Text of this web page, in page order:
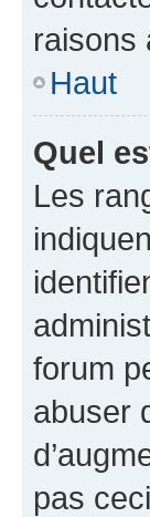
raisons
Haut
Quel
Les
forum
abuser
pas